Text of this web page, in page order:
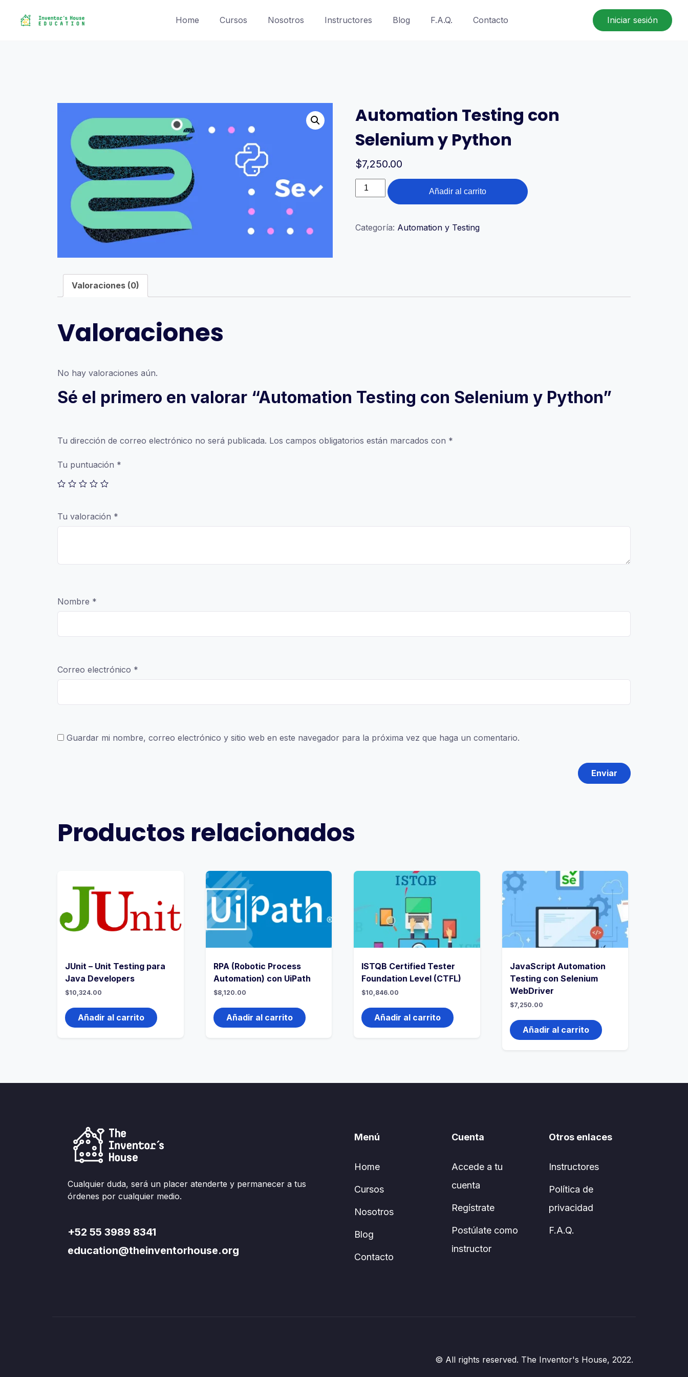
Home Cursos Nosotros Instructores Blog F.A.Q. Contacto Iniciar sesión
Automation Testing con
Selenium y Python
$7,250.00
Automation
Testing
Selenium
Añadir al carrito
Categoría: Automation y Testing
Valoraciones (0)
Valoraciones
No hay valoraciones aún.
Sé el primero en valorar “Automation Testing con Selenium y Python”
Tu dirección de correo electrónico no será publicada. Los campos obligatorios están marcados con *
Tu puntuación *
Tu valoración *
Nombre *
Correo electrónico *
Guardar mi nombre, correo electrónico y sitio web en este navegador para la próxima vez que haga un comentario.
Productos relacionados
JUnit – Unit Testing para
Java Developers
$10,324.00
Añadir al carrito
RPA (Robotic Process
Automation) con UiPath
$8,120.00
Añadir al carrito
ISTQB Certified Tester
Foundation Level (CTFL)
$10,846.00
Añadir al carrito
JavaScript Automation
Testing con Selenium
WebDriver
$7,250.00
Añadir al carrito
Cualquier duda, será un placer atenderte y permanecer a tus
órdenes por cualquier medio.
+52 55 3989 8341
education@theinventorhouse.org
Menú
Home
Cursos
Nosotros
Blog
Contacto
Cuenta
Accede a tu
cuenta
Regístrate
Postúlate como
instructor
Otros enlaces
Instructores
Política de
privacidad
F.A.Q.
© All rights reserved. The Inventor's House, 2022.